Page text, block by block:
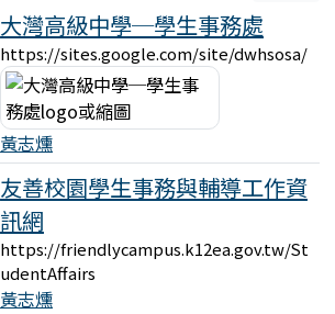
大灣高級中學─學生事務處
https://sites.google.com/site/dwhsosa/
黃志燻
友善校園學生事務與輔導工作資
訊網
https://friendlycampus.k12ea.gov.tw/St
udentAffairs
黃志燻